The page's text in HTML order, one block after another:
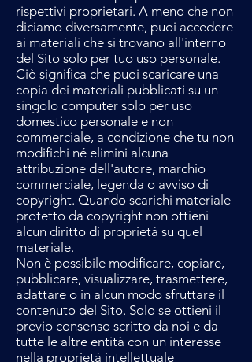
rispettivi proprietari. A meno che non
diciamo diversamente, puoi accedere
ai materiali che si trovano all'interno
del Sito solo per tuo uso personale.
Ciò significa che puoi scaricare una
copia dei materiali pubblicati su un
singolo computer solo per uso
domestico personale e non
commerciale, a condizione che tu non
modifichi né elimini alcuna
attribuzione dell'autore, marchio
commerciale, legenda o avviso di
copyright. Quando scarichi materiale
protetto da copyright non ottieni
alcun diritto di proprietà su quel
materiale.
Non è possibile modificare, copiare,
pubblicare, visualizzare, trasmettere,
adattare o in alcun modo sfruttare il
contenuto del Sito. Solo se ottieni il
previo consenso scritto da noi e da
tutte le altre entità con un interesse
nella proprietà intellettuale